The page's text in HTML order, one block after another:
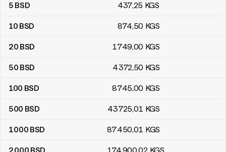
5 BSD 437,25 KGS
10 BSD 874,50 KGS
20 BSD 1 749,00 KGS
50 BSD 4 372,50 KGS
100 BSD 8 745,00 KGS
500 BSD 43 725,01 KGS
1 000 BSD 87 450,01 KGS